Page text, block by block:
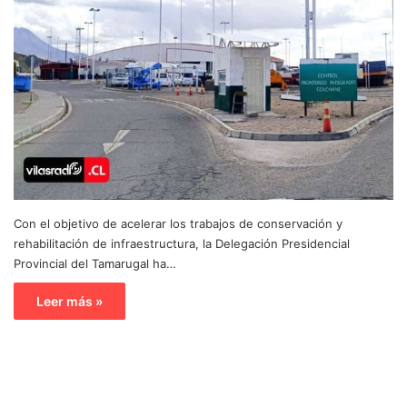
Con el objetivo de acelerar los trabajos de conservación y
rehabilitación de infraestructura, la Delegación Presidencial
Provincial del Tamarugal ha…
Leer más »